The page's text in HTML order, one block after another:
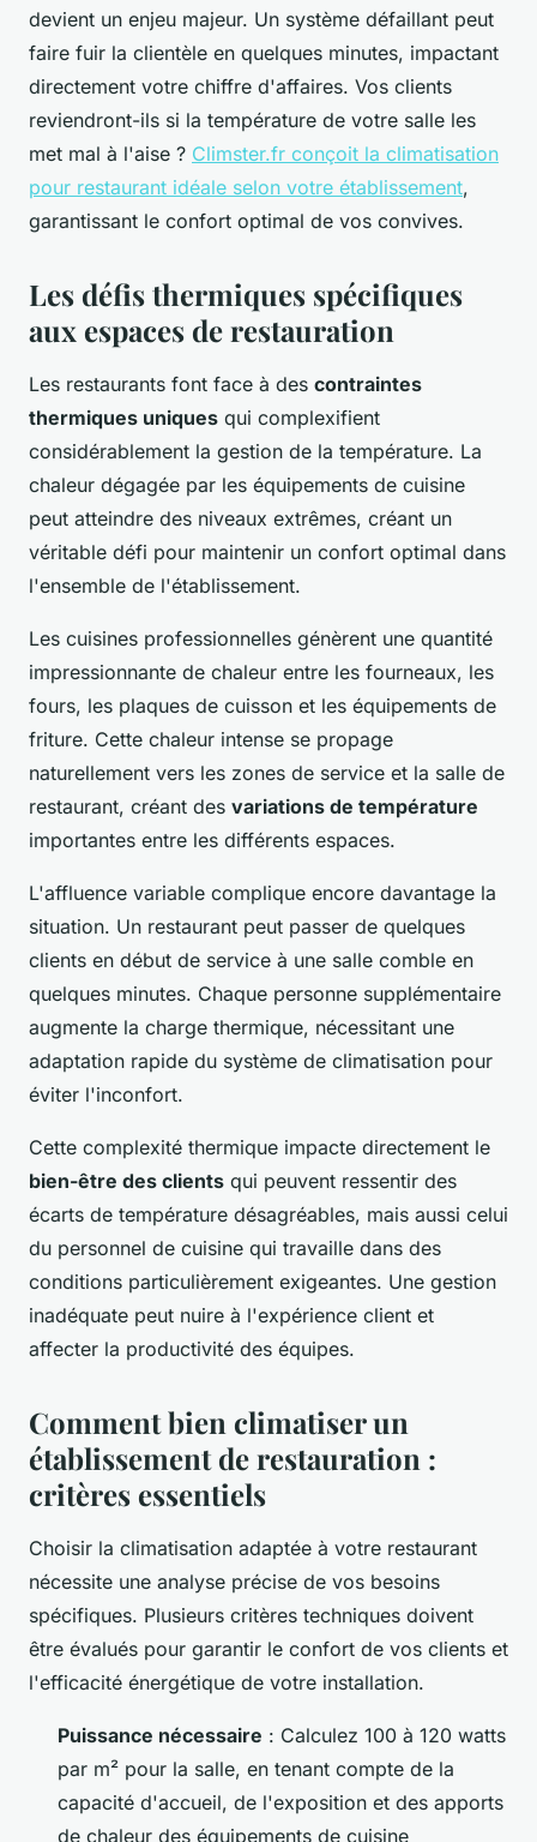
devient un enjeu majeur. Un système défaillant peut
faire fuir la clientèle en quelques minutes, impactant
directement votre chiffre d'affaires. Vos clients
reviendront-ils si la température de votre salle les
met mal à l'aise ? Climster.fr conçoit la climatisation
pour restaurant idéale selon votre établissement,
garantissant le confort optimal de vos convives.
Les défis thermiques spécifiques
aux espaces de restauration
Les restaurants font face à des contraintes
thermiques uniques qui complexifient
considérablement la gestion de la température. La
chaleur dégagée par les équipements de cuisine
peut atteindre des niveaux extrêmes, créant un
véritable défi pour maintenir un confort optimal dans
l'ensemble de l'établissement.
Les cuisines professionnelles génèrent une quantité
impressionnante de chaleur entre les fourneaux, les
fours, les plaques de cuisson et les équipements de
friture. Cette chaleur intense se propage
naturellement vers les zones de service et la salle de
restaurant, créant des variations de température
importantes entre les différents espaces.
L'affluence variable complique encore davantage la
situation. Un restaurant peut passer de quelques
clients en début de service à une salle comble en
quelques minutes. Chaque personne supplémentaire
augmente la charge thermique, nécessitant une
adaptation rapide du système de climatisation pour
éviter l'inconfort.
Cette complexité thermique impacte directement le
bien-être des clients qui peuvent ressentir des
écarts de température désagréables, mais aussi celui
du personnel de cuisine qui travaille dans des
conditions particulièrement exigeantes. Une gestion
inadéquate peut nuire à l'expérience client et
affecter la productivité des équipes.
Comment bien climatiser un
établissement de restauration :
critères essentiels
Choisir la climatisation adaptée à votre restaurant
nécessite une analyse précise de vos besoins
spécifiques. Plusieurs critères techniques doivent
être évalués pour garantir le confort de vos clients et
l'efficacité énergétique de votre installation.
Puissance nécessaire : Calculez 100 à 120 watts
par m² pour la salle, en tenant compte de la
capacité d'accueil, de l'exposition et des apports
de chaleur des équipements de cuisine